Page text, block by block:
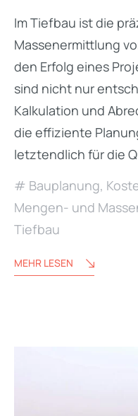
Im Tiefbau ist die
Massenermittlung
den Erfolg eines
sind nicht nur
Kalkulation und
die effiziente
letztendlich für die
Bauplanung,
Mengen- und
Tiefbau
MEHR LESEN